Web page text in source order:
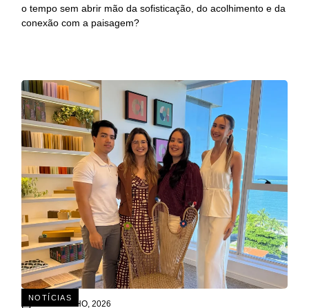
o tempo sem abrir mão da sofisticação, do acolhimento e da
conexão com a paisagem?
NOTÍCIAS
15 DE JULHO, 2026